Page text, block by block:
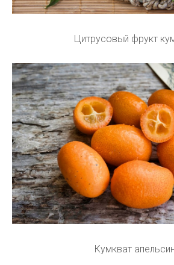
Цитрусовый фрукт
Кумкват апельсин